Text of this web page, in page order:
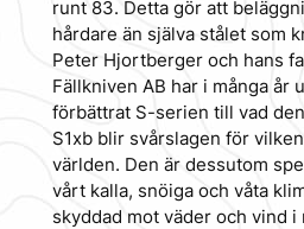
runt 83. Detta gör att
hårdare än själva stålet som
Peter Hjortberger och hans
Fällkniven AB har i många år
förbättrat S-serien till vad
S1xb blir svårslagen för
världen. Den är dessutom
vårt kalla, snöiga och våta
skyddad mot väder och vind i